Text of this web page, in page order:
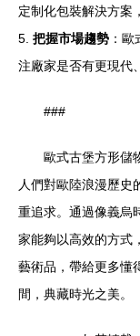
定制化包裝解決方案
5. 把握市場趨勢 ：
注廠家是否有更現代
###
歐式古堡方形儲
人們對歐陸浪漫歷史
重追求。通過像義烏
家能夠以高效的方式
藝術品，帶給更多懂
間，典藏時光之美。